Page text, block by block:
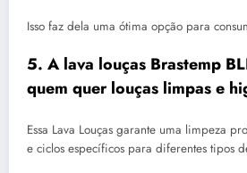
Isso faz dela uma ótima opção para
5. A lava louças Brastemp
quem quer louças limpas e
Essa Lava Louças garante uma limpeza
e ciclos específicos para diferentes tipos